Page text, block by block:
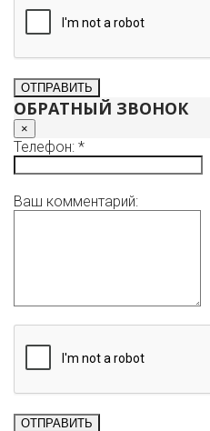
ОБРАТНЫЙ ЗВОНОК
×
Телефон: *
Ваш комментарий: